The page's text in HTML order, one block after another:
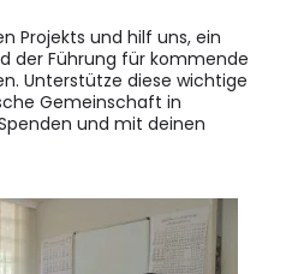
Projekts und hilf uns, ein
der Führung für kommende
Unterstütze diese wichtige
Gemeinschaft in
und mit deinen